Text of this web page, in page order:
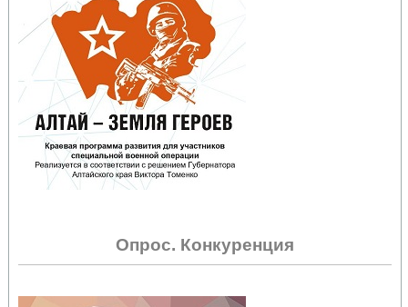
Опрос. Конкуренция